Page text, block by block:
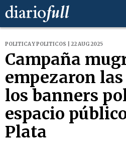
POLITICA Y POLITICOS | 22 AUG 2025
Campaña
empezaron
los banners
espacio
Plata